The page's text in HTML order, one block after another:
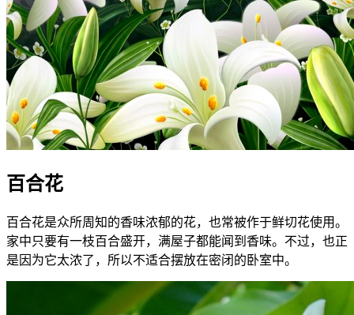
百合花
百合花是众所周知的香味浓郁的花，也常被作于鲜切花使用。
家中只要有一枝百合盛开，满屋子都能闻到香味。不过，也正
是因为它太浓了，所以不适合摆放在密闭的卧室中。